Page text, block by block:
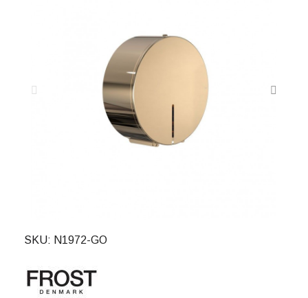
SKU N1972-GO